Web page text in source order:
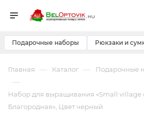
Подарочные наборы Рюкзаки и
Главная — Каталог — Подарочные
—
Набор для выращивания «Small village
Благородная», Цвет черный